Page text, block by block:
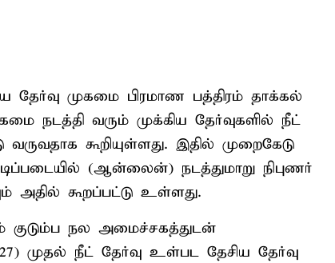
தேர்வு முகமை பிரமாண பத்திரம் தாக்கல்
நடத்தி வரும் முக்கிய தேர்வுகளில் நீட்
கூறியுள்ளது. இதில் முறைகேடு
(ஆன்லைன்) நடத்துமாறு நிபுணர்
அதில் கூறப்பட்டு உள்ளது.
குடும்ப நல அமைச்சகத்துடன்
முதல் நீட் தேர்வு உள்பட தேசிய தேர்வு